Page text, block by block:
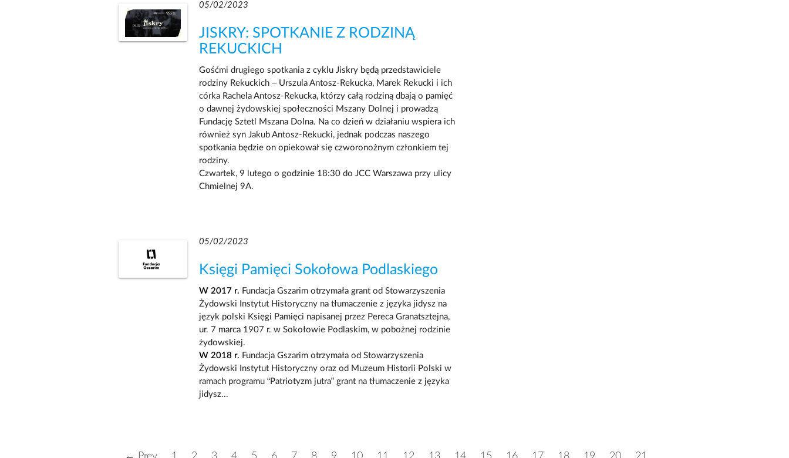
05/02/2023
JISKRY: SPOTKANIE Z RODZINĄ
REKUCKICH
Gośćmi drugiego spotkania z cyklu Jiskry będą przedstawiciele
rodziny Rekuckich – Urszula Antosz-Rekucka, Marek Rekucki i ich
córka Rachela Antosz-Rekucka, którzy całą rodziną dbają o pamięć
o dawnej żydowskiej społeczności Mszany Dolnej i prowadzą
Fundację Sztetl Mszana Dolna. Na co dzień w działaniu wspiera ich
również syn Jakub Antosz-Rekucki, jednak podczas naszego
spotkania będzie on opiekował się czworonożnym członkiem tej
rodziny.
Czwartek, 9 lutego o godzinie 18:30 do JCC Warszawa przy ulicy
Chmielnej 9A.
05/02/2023
Księgi Pamięci Sokołowa Podlaskiego
W 2017 r. Fundacja Gszarim otrzymała grant od Stowarzyszenia
Żydowski Instytut Historyczny na tłumaczenie z języka jidysz na
język polski Księgi Pamięci napisanej przez Pereca Granatsztejna,
ur. 7 marca 1907 r. w Sokołowie Podlaskim, w pobożnej rodzinie
żydowskiej.
W 2018 r. Fundacja Gszarim otrzymała od Stowarzyszenia
Żydowski Instytut Historyczny oraz od Muzeum Historii Polski w
ramach programu “Patriotyzm jutra” grant na tłumaczenie z języka
jidysz...